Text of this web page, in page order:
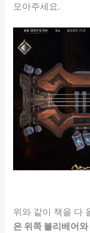
모아주세요.
위와 같이 책을 다
은 위쪽 볼리베어